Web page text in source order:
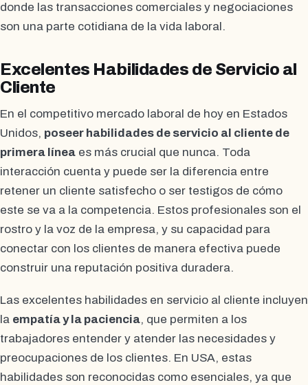
donde las transacciones comerciales y negociaciones
son una parte cotidiana de la vida laboral.
Excelentes Habilidades de Servicio al
Cliente
En el competitivo mercado laboral de hoy en Estados
Unidos, poseer habilidades de servicio al cliente de
primera línea es más crucial que nunca. Toda
interacción cuenta y puede ser la diferencia entre
retener un cliente satisfecho o ser testigos de cómo
este se va a la competencia. Estos profesionales son el
rostro y la voz de la empresa, y su capacidad para
conectar con los clientes de manera efectiva puede
construir una reputación positiva duradera.
Las excelentes habilidades en servicio al cliente incluyen
la empatía y la paciencia, que permiten a los
trabajadores entender y atender las necesidades y
preocupaciones de los clientes. En USA, estas
habilidades son reconocidas como esenciales, ya que